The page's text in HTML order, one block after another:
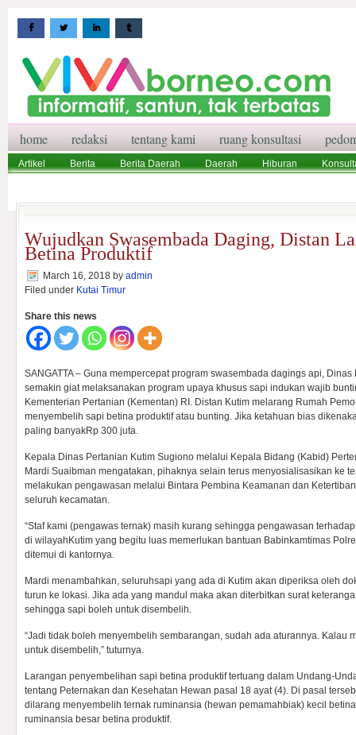
home redaksi tentang kami ruang konsultasi
Artikel Berita Berita Daerah Daerah Hiburan
Wujudkan Swasembada Daging, Distan
Betina Produktif
March 16, 2018 by admin
Filed under Kutai Timur
Share this news
SANGATTA – Guna mempercepat program swasembada dagings api,
semakin giat melaksanakan program upaya khusus sapi indukan wajib
Kementerian Pertanian (Kementan) RI. Distan Kutim melarang Rumah
menyembelih sapi betina produktif atau bunting. Jika ketahuan bias
paling banyakRp 300 juta.
Kepala Dinas Pertanian Kutim Sugiono melalui Kepala Bidang (Kabid)
Mardi Suaibman mengatakan, pihaknya selain terus menyosialisasikan ke
melakukan pengawasan melalui Bintara Pembina Keamanan dan
seluruh kecamatan.
“Staf kami (pengawas ternak) masih kurang sehingga pengawasan
di wilayahKutim yang begitu luas memerlukan bantuan Babinkamtimas
ditemui di kantornya.
Mardi menambahkan, seluruhsapi yang ada di Kutim akan diperiksa oleh
turun ke lokasi. Jika ada yang mandul maka akan diterbitkan surat
sehingga sapi boleh untuk disembelih.
“Jadi tidak boleh menyembelih sembarangan, sudah ada aturannya. Kalau
untuk disembelih,” tuturnya.
Larangan penyembelihan sapi betina produktif tertuang dalam Undang-
tentang Peternakan dan Kesehatan Hewan pasal 18 ayat (4). Di pasal
dilarang menyembelih ternak ruminansia (hewan pemamahbiak) kecil
ruminansia besar betina produktif.